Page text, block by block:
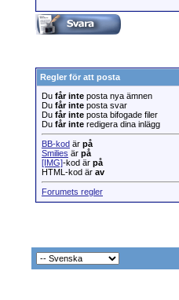
Regler för att posta
Du får inte posta nya ämnen
Du får inte posta svar
Du får inte posta bifogade filer
Du får inte redigera dina inlägg
BB-kod är på
Smilies är på
[IMG]-kod är på
HTML-kod är av
Forumets regler